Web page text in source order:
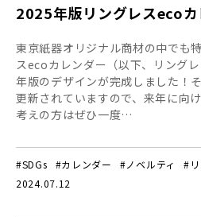
2025年版リングレスeco
東京紙器オリジナル商材の中でも
スecoカレンダー（以下、リング
年版のデザインが完成しました！
更新されていますので、来年に向
考えの方はぜひ一度…
#SDGs #カレンダー #ノベルティ
#
2024.07.12